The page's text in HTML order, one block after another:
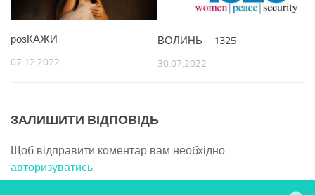
розКАЖИ
07.12.2022
ВОЛИНЬ – 1325
30.07.2022
ЗАЛИШИТИ ВІДПОВІДЬ
Щоб відправити коментар вам необхідно
авторизуватись